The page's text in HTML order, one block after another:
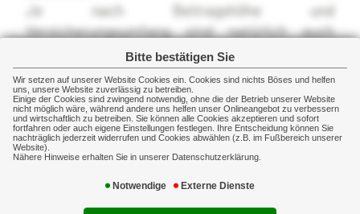
Bitte bestätigen Sie
Wir setzen auf unserer Website Cookies ein. Cookies sind nichts Böses und helfen
uns, unsere Website zuverlässig zu betreiben.
Einige der Cookies sind zwingend notwendig, ohne die der Betrieb unserer Website
nicht möglich wäre, während andere uns helfen unser Onlineangebot zu verbessern
und wirtschaftlich zu betreiben. Sie können alle Cookies akzeptieren und sofort
fortfahren oder auch eigene Einstellungen festlegen. Ihre Entscheidung können Sie
nachträglich jederzeit widerrufen und Cookies abwählen (z.B. im Fußbereich unserer
Website).
Nähere Hinweise erhalten Sie in unserer Datenschutzerklärung.
Notwendige Externe Dienste
Je nach Beitragshöhe und
Versicherungsumfang sind natürlich auch
weitere Risiken versicherbar.
Weiterführende Informationen zu diesem
Thema finden Siehier